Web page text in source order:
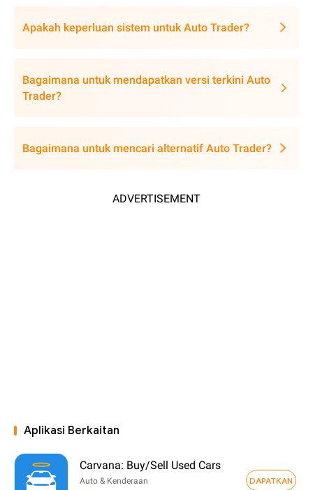
Apakah keperluan sistem untuk Auto Trader?
Bagaimana untuk mendapatkan versi terkini Auto
Trader?
Bagaimana untuk mencari alternatif Auto Trader?
ADVERTISEMENT
Aplikasi Berkaitan
Carvana: Buy/Sell Used Cars
Auto & Kenderaan DAPATKAN